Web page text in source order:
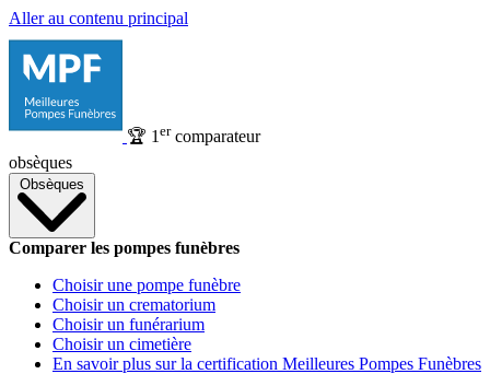
Aller au contenu principal
🏆 1 ercomparateur
obsèques
Obsèques
Comparer les pompes funèbres
Choisir une pompe funèbre
Choisir un crematorium
Choisir un funérarium
Choisir un cimetière
En savoir plus sur la certification Meilleures Pompes Funèbres